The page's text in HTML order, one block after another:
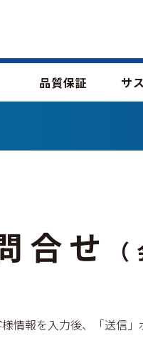
品質保証 サ
合せ
情報を入力後、「送信」